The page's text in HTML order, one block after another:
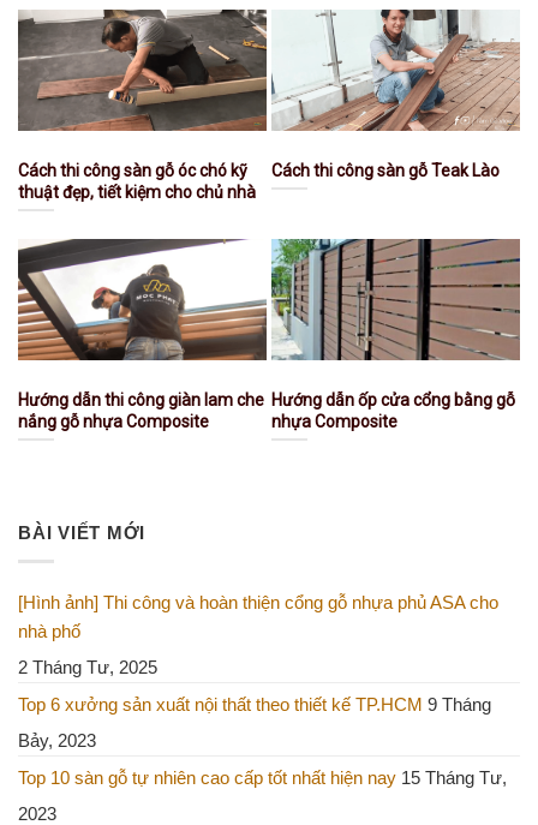
Cách thi công sàn gỗ óc chó kỹ
thuật đẹp, tiết kiệm cho chủ nhà
Cách thi công sàn gỗ Teak Lào
Hướng dẫn thi công giàn lam che
nắng gỗ nhựa Composite
Hướng dẫn ốp cửa cổng bằng gỗ
nhựa Composite
BÀI VIẾT MỚI
[Hình ảnh] Thi công và hoàn thiện cổng gỗ nhựa phủ ASA cho
nhà phố
2 Tháng Tư, 2025
Top 6 xưởng sản xuất nội thất theo thiết kế TP.HCM 9 Tháng
Bảy, 2023
Top 10 sàn gỗ tự nhiên cao cấp tốt nhất hiện nay 15 Tháng Tư,
2023